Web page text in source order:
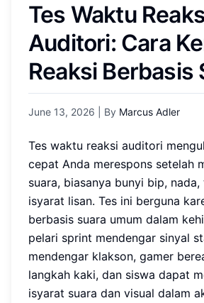
Tes Waktu
Auditori: Cara
Reaksi Berbasis
June 13, 2026 | By Marcus Adler
Tes waktu reaksi auditori
cepat Anda merespons setelah
suara, biasanya bunyi bip,
isyarat lisan. Tes ini berguna
berbasis suara umum dalam
pelari sprint mendengar sinyal
mendengar klakson, gamer
langkah kaki, dan siswa dapat
isyarat suara dan visual dalam